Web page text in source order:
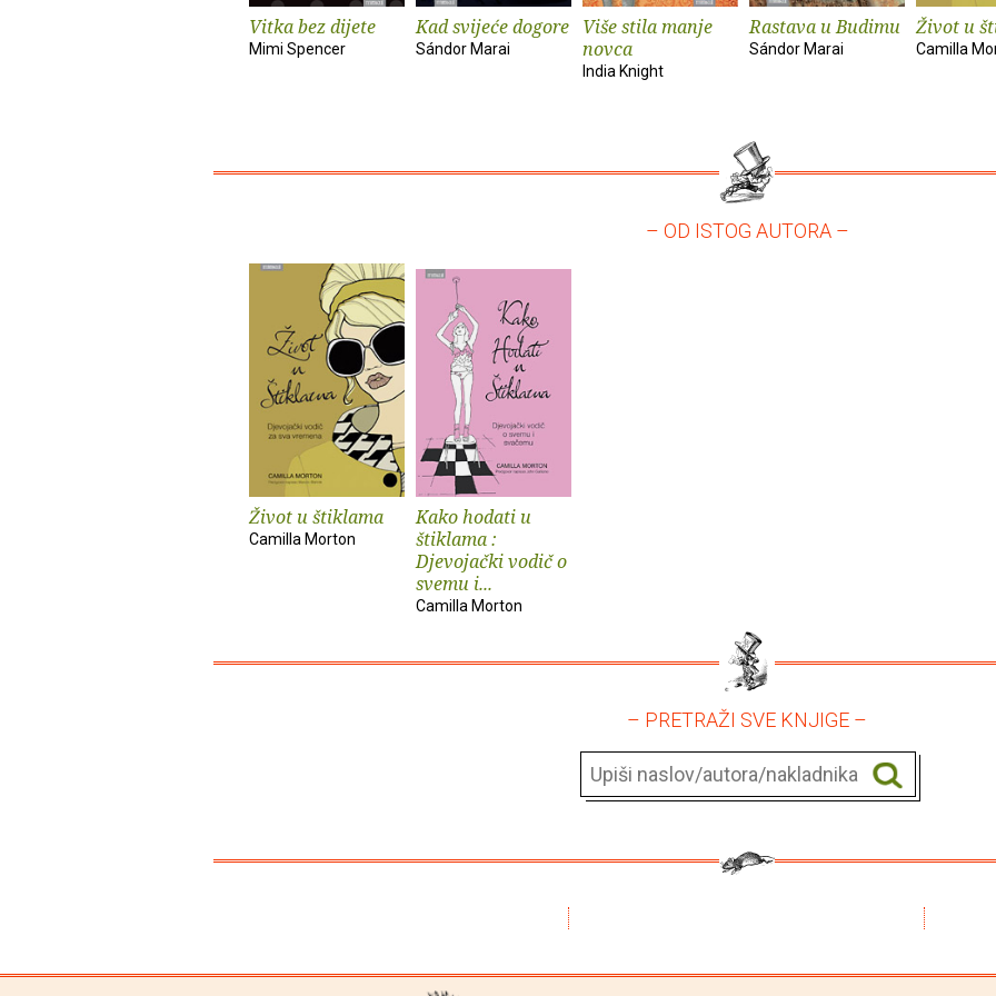
Vitka bez dijete
Mimi Spencer
Kad svijeće dogore
Sándor Marai
Više stila manje
novca
India Knight
Rastava u Budimu
Sándor Marai
Život u
Camilla
– OD ISTOG AUTORA –
Život u štiklama
Camilla Morton
Kako hodati u
štiklama :
Djevojački vodič o
svemu i...
Camilla Morton
– PRETRAŽI SVE KNJIGE –